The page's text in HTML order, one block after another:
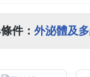
件： 外泌體及